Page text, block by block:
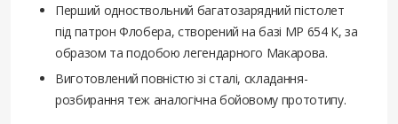
Перший одноствольний багатозарядний пістолет
під патрон Флобера, створений на базі МР 654 К, за
образом та подобою легендарного Макарова.
Виготовлений повністю зі сталі, складання-
розбирання теж аналогічна бойовому прототипу.